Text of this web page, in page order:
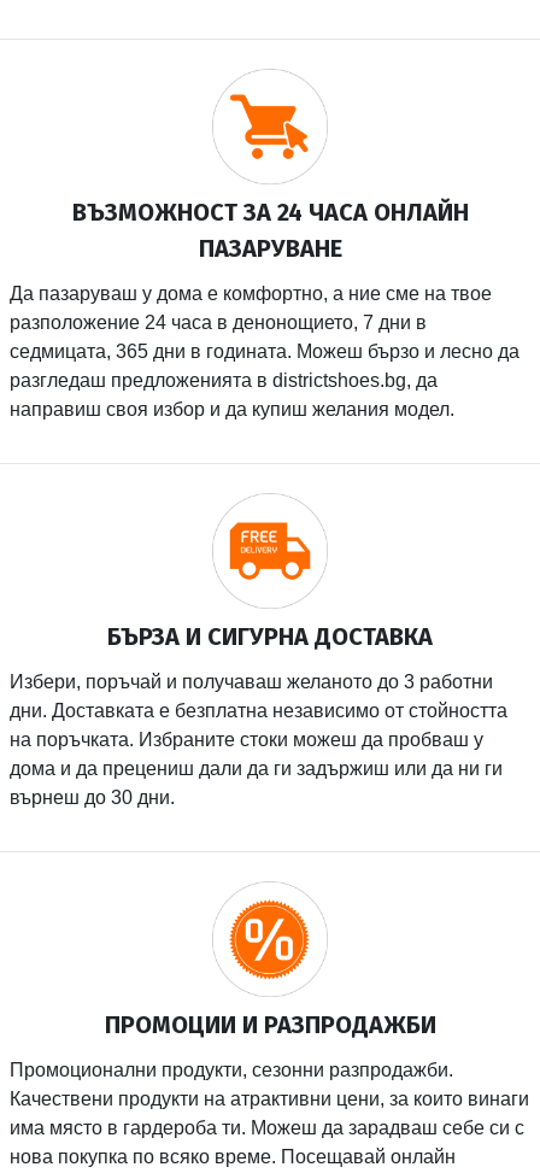
ВЪЗМОЖНОСТ ЗА 24 ЧАСА ОНЛАЙН
ПАЗАРУВАНЕ
Да пазаруваш у дома е комфортно, а ние сме на твое
разположение 24 часа в денонощието, 7 дни в
седмицата, 365 дни в годината. Можеш бързо и лесно да
разгледаш предложенията в districtshoes.bg, да
направиш своя избор и да купиш желания модел.
БЪРЗА И СИГУРНА ДОСТАВКА
Избери, поръчай и получаваш желаното до 3 работни
дни. Доставката е безплатна независимо от стойността
на поръчката. Избраните стоки можеш да пробваш у
дома и да прецениш дали да ги задържиш или да ни ги
върнеш до 30 дни.
ПРОМОЦИИ И РАЗПРОДАЖБИ
Промоционални продукти, сезонни разпродажби.
Качествени продукти на атрактивни цени, за които винаги
има място в гардероба ти. Можеш да зарадваш себе си с
нова покупка по всяко време. Посещавай онлайн